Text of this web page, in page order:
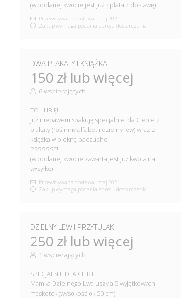
(w podanej kwocie jest już opłata z dostawę)
Przewidywana dostawa: maj 2021
Zakup wymaga podania adresu dostarczenia
DWA PLAKATY I KSIĄŻKA
150 zł lub więcej
6 wspierających
TO LUBIĘ!
Już niebawem spakuję specjalnie dla Ciebie 2
plakaty (roślinny alfabet i dzielny lew) wraz z
książką w piekną paczuchę
PSSSSST!
(w podanej kwocie zawarta jest już kwota na
wysyłkę)
Przewidywana dostawa: maj 2021
Zakup wymaga podania adresu dostarczenia
DZIELNY LEW I PRZYTULAK
250 zł lub więcej
1 wspierających
SPECJALNIE DLA CIEBIE!
Mamka Dzielnego Lwa uszyła 5 wyjątkowych
maskotek (wysokość ok 50 cm)!